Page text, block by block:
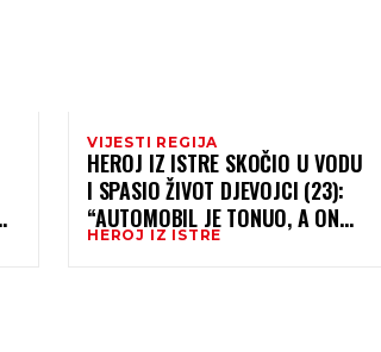
VIJESTI REGIJA
HEROJ IZ ISTRE SKOČIO U VODU
I SPASIO ŽIVOT DJEVOJCI (23):
“AUTOMOBIL JE TONUO, A ON
NIJE RAZMIŠLJAO NI SEKUNDE”
HEROJ IZ ISTRE